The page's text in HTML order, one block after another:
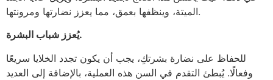
الميتة، وينظفها بعمق، مما يعزز نضارتها ومرونتها.
يُعزز شباب البشرة.
للحفاظ على نضارة بشرتكِ، يجب أن يكون تجدد الخلايا سريعًا
وفعالًا. يُبطئ التقدم في السن هذه العملية، بالإضافة إلى العديد